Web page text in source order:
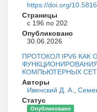
https://doi.org/
Страницы
с 196 по 202
Опубликовано
30.06.2026
ПРОТОКОЛ IPV6 КАК
КОМПЬЮТЕРНЫХ
Авторы
Ивенский Д. А.
Статус
Опубликовано